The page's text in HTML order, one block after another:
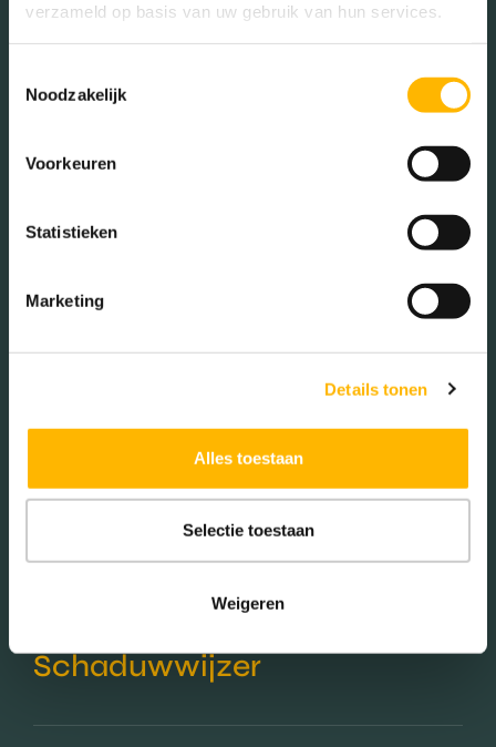
verzameld op basis van uw gebruik van hun services.
Noodzakelijk
Voorkeuren
Statistieken
Marketing
Details tonen
Alles toestaan
Selectie toestaan
Weigeren
Gezinnen met kinderen
Zonder kinderen (23.51%)
(42.50%)
Aantal inwoners:
6055
Schaduwwijzer